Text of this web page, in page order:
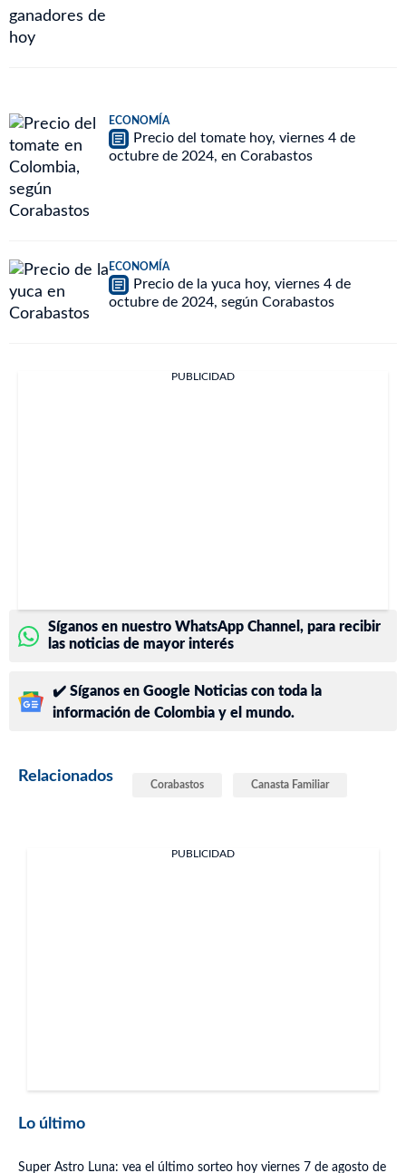
ECONOMÍA
Precio del tomate hoy, viernes 4 de
octubre de 2024, en Corabastos
ECONOMÍA
Precio de la yuca hoy, viernes 4 de
octubre de 2024, según Corabastos
PUBLICIDAD
Síganos en nuestro WhatsApp Channel, para recibir
las noticias de mayor interés
✔️ Síganos en Google Noticias con toda la
información de Colombia y el mundo.
Relacionados Corabastos Canasta Familiar
PUBLICIDAD
Lo último
Super Astro Luna: vea el último sorteo hoy viernes 7 de agosto de